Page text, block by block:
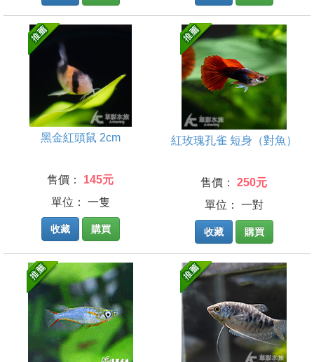
黑金紅頭鼠 2cm
售價：
145元
單位： 一隻
收藏 購買
紅玫瑰孔雀 短身（對魚）
售價：
250元
單位： 一對
收藏 購買